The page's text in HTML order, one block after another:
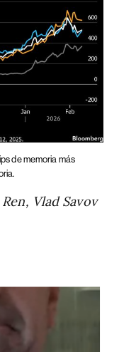
de memoria más
Vlad Savov